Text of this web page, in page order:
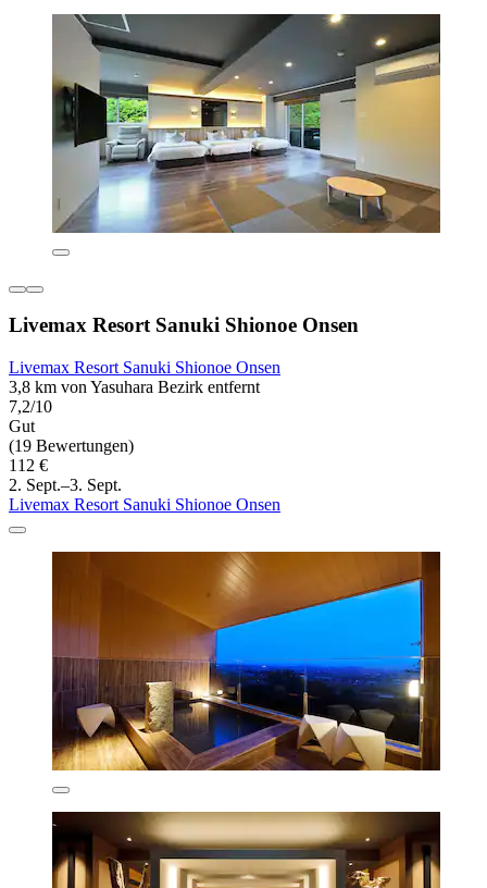
Livemax Resort Sanuki Shionoe Onsen
Livemax Resort Sanuki Shionoe Onsen
3,8 km von Yasuhara Bezirk entfernt
7,2/10
Gut
(19 Bewertungen)
112 €
2. Sept.–3. Sept.
Livemax Resort Sanuki Shionoe Onsen